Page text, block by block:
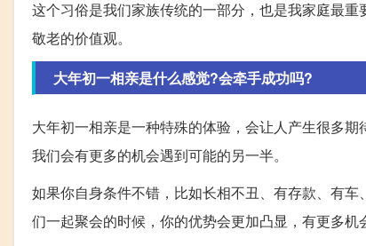
这个习俗是我们家族传统的一部分，也是我家庭最
敬老的价值观。
大年初一相亲是什么感觉?会牵手成功吗?
大年初一相亲是一种特殊的体验，会让人产生很多
我们会有更多的机会遇到可能的另一半。
如果你自身条件不错，比如长相不丑、有存款、有
们一起聚会的时候，你的优势会更加凸显，有更多机